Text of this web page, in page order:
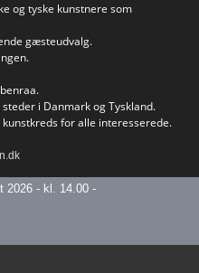
og tyske kunstnere som
gæsteudvalg.
i Danmark og Tyskland.
for alle interesserede.
2026 - kl. 14.00 -